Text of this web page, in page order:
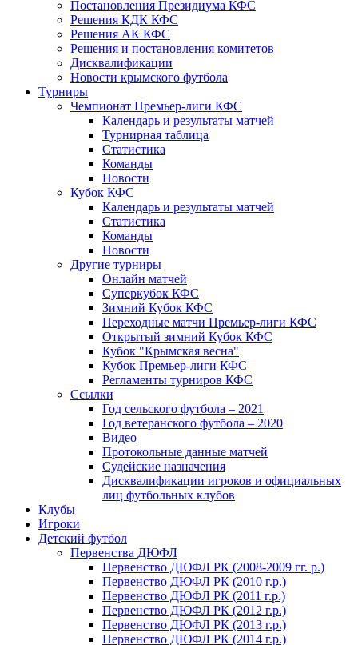
Постановления Президиума КФС
Решения КДК КФС
Решения АК КФС
Решения и постановления комитетов
Дисквалификации
Новости крымского футбола
Турниры
Чемпионат Премьер-лиги КФС
Календарь и результаты матчей
Турнирная таблица
Статистика
Команды
Новости
Кубок КФС
Календарь и результаты матчей
Статистика
Команды
Новости
Другие турниры
Онлайн матчей
Суперкубок КФС
Зимний Кубок КФС
Переходные матчи Премьер-лиги КФС
Открытый зимний Кубок КФС
Кубок "Крымская весна"
Кубок Премьер-лиги КФС
Регламенты турниров КФС
Ссылки
Год сельского футбола – 2021
Год ветеранского футбола – 2020
Видео
Протокольные данные матчей
Судейские назначения
Дисквалификации игроков и официальных
лиц футбольных клубов
Клубы
Игроки
Детский футбол
Первенства ДЮФЛ
Первенство ДЮФЛ РК (2008-2009 гг. р.)
Первенство ДЮФЛ РК (2010 г.р.)
Первенство ДЮФЛ РК (2011 г.р.)
Первенство ДЮФЛ РК (2012 г.р.)
Первенство ДЮФЛ РК (2013 г.р.)
Первенство ДЮФЛ РК (2014 г.р.)